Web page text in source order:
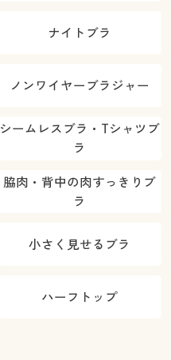
ナイトブラ
ノンワイヤーブラジャー
シームレスブラ・Tシャツブ
ラ
脇肉・背中の肉すっきりブ
ラ
小さく見せるブラ
ハーフトップ